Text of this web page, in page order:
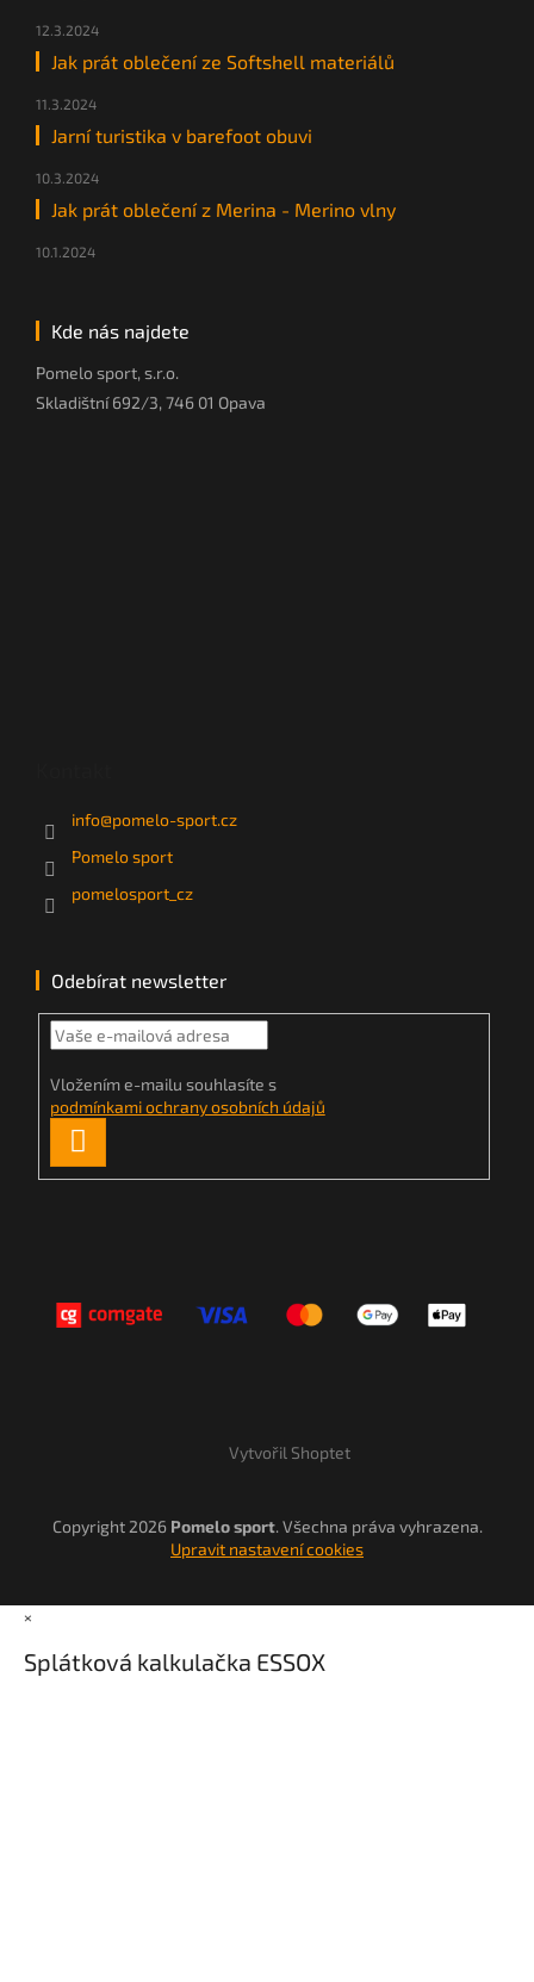
12.3.2024
Jak prát oblečení ze Softshell materiálů
11.3.2024
Jarní turistika v barefoot obuvi
10.3.2024
Jak prát oblečení z Merina - Merino vlny
10.1.2024
Kde nás najdete
Pomelo sport, s.r.o.
Skladištní 692/3, 746 01 Opava
info@pomelo-sport.cz
Pomelo sport
pomelosport_cz
Odebírat newsletter
Vložením e-mailu souhlasíte s
podmínkami ochrany osobních údajů
SE
Vytvořil Shoptet
Copyright 2026 Pomelo sport. Všechna práva vyhrazena.
Upravit nastavení cookies
×
Splátková kalkulačka ESSOX